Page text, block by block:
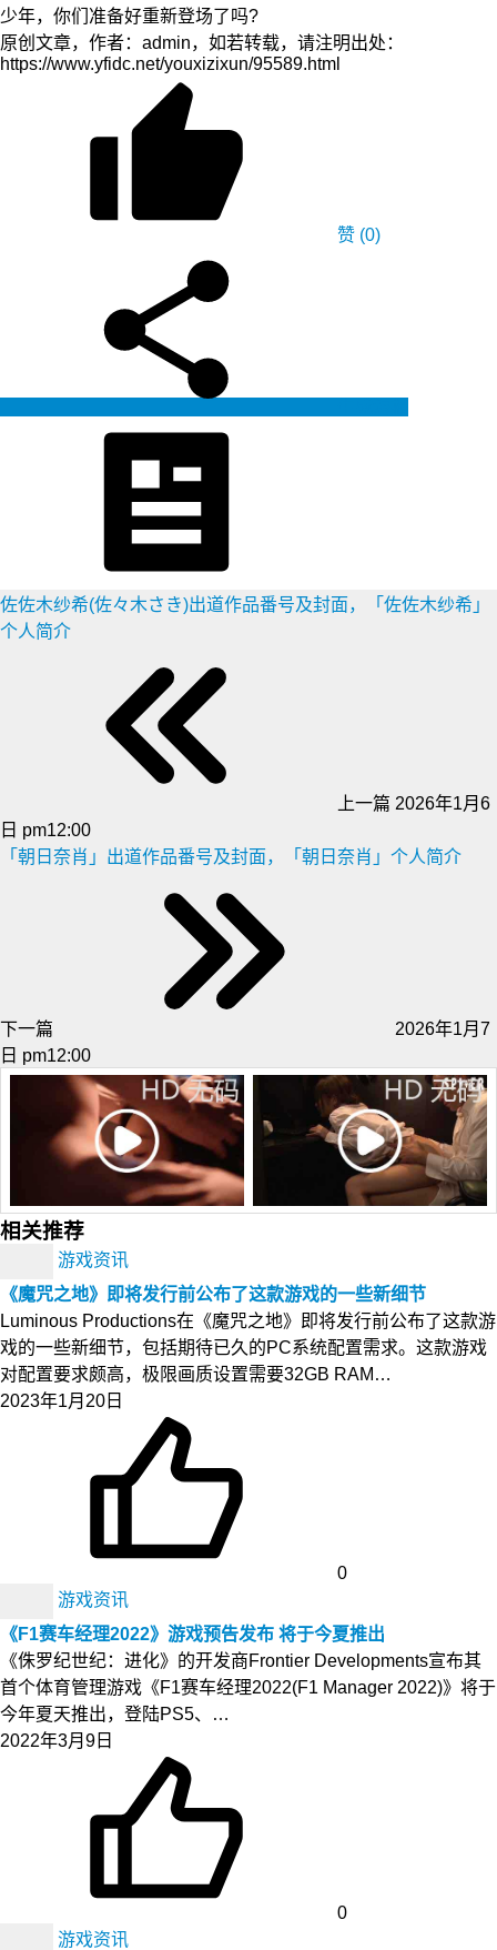
少年，你们准备好重新登场了吗?
原创文章，作者：admin，如若转载，请注明出处：
https://www.yfidc.net/youxizixun/95589.html
赞 (0)
佐佐木纱希(佐々木さき)出道作品番号及封面，「佐佐木纱希」
个人简介
上一篇 2026年1月6
日 pm12:00
「朝日奈肖」出道作品番号及封面，「朝日奈肖」个人简介
下一篇
2026年1月7
日 pm12:00
相关推荐
游戏资讯
《魔咒之地》即将发行前公布了这款游戏的一些新细节
Luminous Productions在《魔咒之地》即将发行前公布了这款游
戏的一些新细节，包括期待已久的PC系统配置需求。这款游戏
对配置要求颇高，极限画质设置需要32GB RAM…
2023年1月20日
0
游戏资讯
《F1赛车经理2022》游戏预告发布 将于今夏推出
《侏罗纪世纪：进化》的开发商Frontier Developments宣布其
首个体育管理游戏《F1赛车经理2022(F1 Manager 2022)》将于
今年夏天推出，登陆PS5、…
2022年3月9日
0
游戏资讯